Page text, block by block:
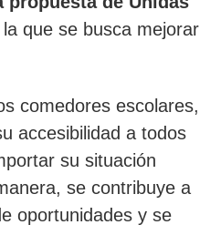
que se busca mejorar
comedores escolares,
accesibilidad a todos
su situación
se contribuye a
oportunidades y se